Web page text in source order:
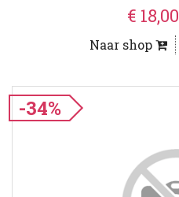
€ 18,00
Naar shop
-34%